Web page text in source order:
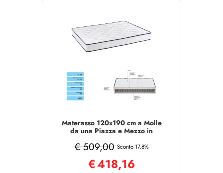
Materasso 120x190 cm a Molle
da una Piazza e Mezzo in
€ 509,00 Sconto 17.8%
€418,16